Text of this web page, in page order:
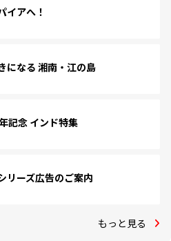
イアへ！
になる 湘南・江の島
記念 インド特集
リーズ広告のご案内
もっと見る